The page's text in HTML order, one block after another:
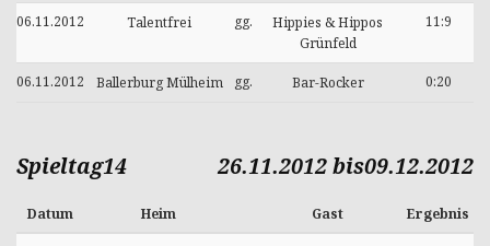
06.11.2012 Talentfrei gg.
Hippies & Hippos
Grünfeld
11:9
06.11.2012 Ballerburg Mülheim gg. Bar-Rocker 0:20
Spieltag14 26.11.2012 bis09.12.2012
Datum Heim Gast Ergebnis